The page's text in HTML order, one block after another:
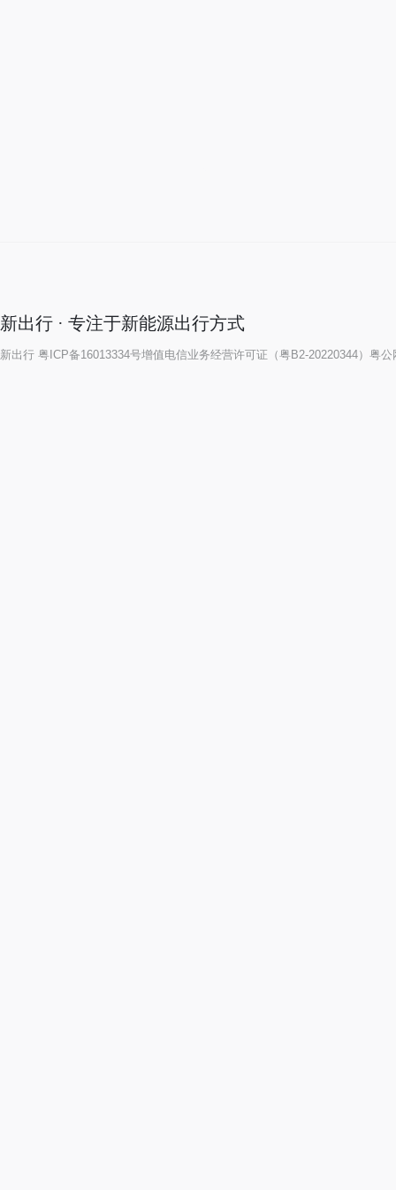
新出行 · 专注于新能源出行方式
新出行 粤ICP备16013334号增值电信业务经营许可证（粤B2-20220344） 粤公